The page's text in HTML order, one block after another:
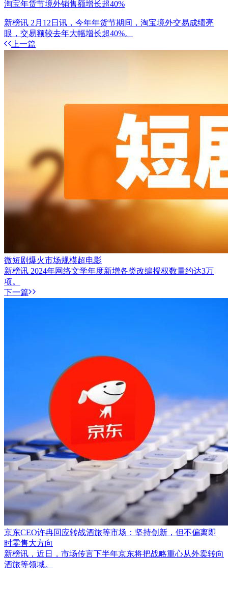
淘宝年货节境外销售额增长超40%
新榜讯 2月12日讯，今年年货节期间，淘宝境外交易成绩亮
眼，交易额较去年大幅增长超40%。
上一篇
微短剧爆火市场规模超电影
新榜讯 2024年网络文学年度新增各类改编授权数量约达3万
项。
下一篇
京东CEO许冉回应转战酒旅等市场：坚持创新，但不偏离即
时零售大方向
新榜讯，近日，市场传言下半年京东将把战略重心从外卖转向
酒旅等领域。